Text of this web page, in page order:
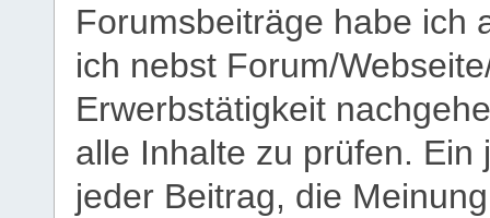
Forumsbeiträge habe ich
ich nebst Forum/
Erwerbstätigkeit
alle Inhalte zu prüfen.
jeder Beitrag, die